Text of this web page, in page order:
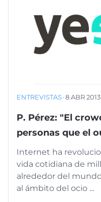
ENTREVISTAS·8 ABR 2013
P. Pérez: "El
personas que el
Internet ha
vida cotidiana de
alrededor del
al ámbito del ocio ...